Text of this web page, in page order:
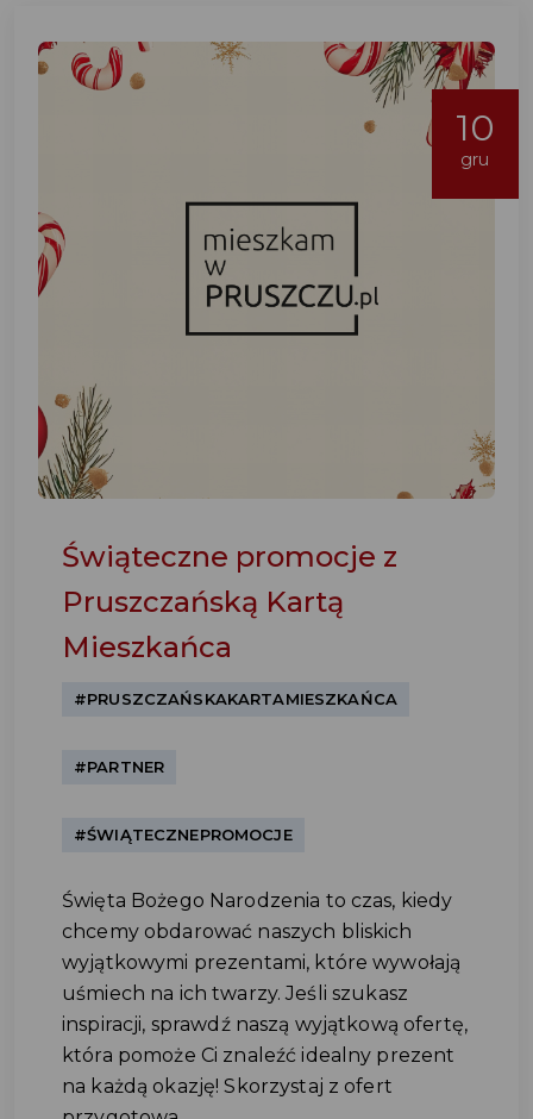
10
gru
Świąteczne promocje z
Pruszczańską Kartą
Mieszkańca
#PRUSZCZAŃSKAKARTAMIESZKAŃCA
#PARTNER
#ŚWIĄTECZNEPROMOCJE
Święta Bożego Narodzenia to czas, kiedy
chcemy obdarować naszych bliskich
wyjątkowymi prezentami, które wywołają
uśmiech na ich twarzy. Jeśli szukasz
inspiracji, sprawdź naszą wyjątkową ofertę,
która pomoże Ci znaleźć idealny prezent
na każdą okazję! Skorzystaj z ofert